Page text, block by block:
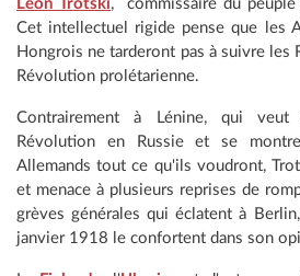
Léon Trotski, commissaire du peuple
Cet intellectuel rigide pense que les
Hongrois ne tarderont pas à suivre les
Révolution prolétarienne.
Contrairement à Lénine, qui
Révolution en Russie et se
Allemands tout ce qu'ils voudront,
et menace à plusieurs reprises de
grèves générales qui éclatent à
janvier 1918 le confortent dans son